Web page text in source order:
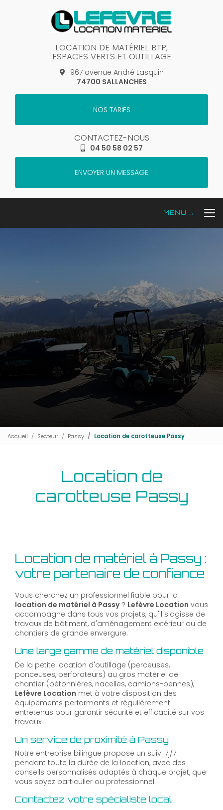
LOCATION DE MATÉRIEL BTP,
ESPACES VERTS ET OUTILLAGE
967 avenue André Lasquin
74700 SALLANCHES
NOS TARIFS
CONTACTEZ-NOUS
04 50 58 02 57
ENVOYER UN MESSAGE
Accueil Secteur Passy Location de carotteuse Passy
Location de
carotteuse Passy
Location de matériel à Passy :
votre partenaire de confiance
Vous cherchez un professionnel fiable pour la
location de matériel à Passy? Lefèvre Location vous
accompagne dans tous vos projets, qu'il s'agisse de
travaux de bâtiment, d'aménagement extérieur ou de
chantiers de grande envergure.
Une large gamme de matériel disponible
De la petite location d'outillage (perceuses,
ponceuses, perforateurs) au gros matériel de
chantier (bétonnières, nacelles, camions-bennes),
Lefèvre Location met à votre disposition des
équipements performants et régulièrement
entretenus pour garantir sécurité et efficacité sur vos
travaux.
Un service de proximité à Passy
Notre entreprise bilingue propose un suivi 7j/7
pendant toute la durée de la location, avec des
conseils personnalisés adaptés à chaque projet, que
vous soyez particulier ou professionnel.
Contactez votre spécialiste local